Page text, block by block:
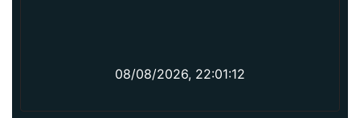
08/08/2026, 22:01:12